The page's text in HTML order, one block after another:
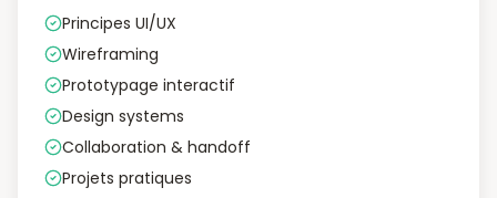
Principes UI/UX
Wireframing
Prototypage interactif
Design systems
Collaboration & handoff
Projets pratiques